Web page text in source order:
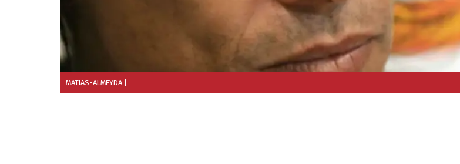
MATIAS-ALMEYDA